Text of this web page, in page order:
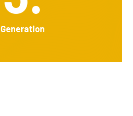
Generation